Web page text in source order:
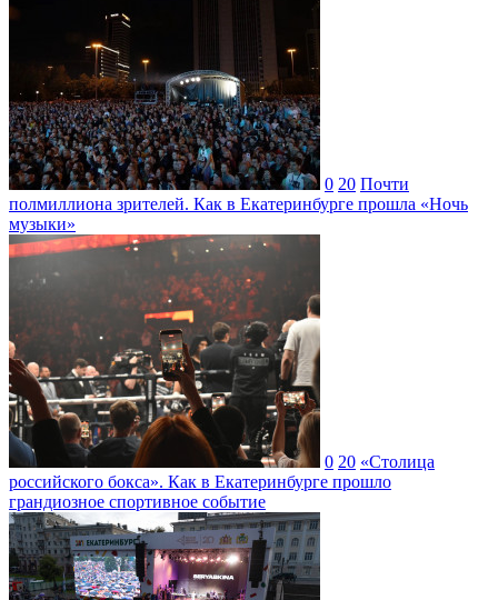
0 20 Почти
полмиллиона зрителей. Как в Екатеринбурге прошла «Ночь
музыки»
0 20 «Столица
российского бокса». Как в Екатеринбурге прошло
грандиозное спортивное событие